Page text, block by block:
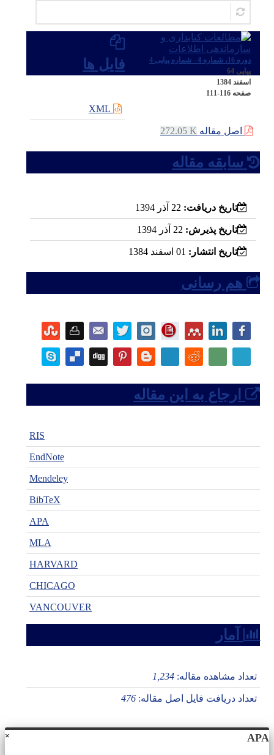
دوره 16، شماره 4 - شماره پیاپی 4
پیاپی 64
اسفند 1384
صفحه 111-116
فایل ها
اصل مقاله 272.05 K
سابقه مقاله
تاریخ دریافت:
تاریخ پذیرش:
تاریخ انتشار:
هم رسانی
ارجاع به این مقاله
RIS
EndNote
Mendeley
BibTeX
APA
MLA
HARVARD
CHICAGO
VANCOUVER
آمار
تعداد مشاهده مقاله: 1,234
تعداد دریافت فایل اصل مقاله: 476
× APA